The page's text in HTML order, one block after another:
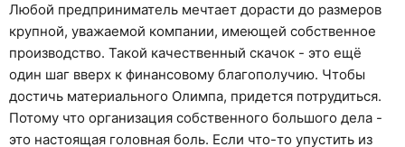
Экономика
Общество
Рассказать новость
Любой предприниматель мечтает дорасти до размеров
крупной, уважаемой компании, имеющей собственное
производство. Такой качественный скачок - это ещё
один шаг вверх к финансовому благополучию. Чтобы
достичь материального Олимпа, придется потрудиться.
Потому что организация собственного большого дела -
это настоящая головная боль. Если что-то упустить из